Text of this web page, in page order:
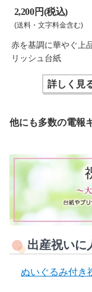
2,200 円(税込)
(送料・文字料金含む)
赤を基調に華やぐ上
リッシュ台紙
詳しく見
他にも多数の電報
出産祝いに
ぬいぐるみ付き